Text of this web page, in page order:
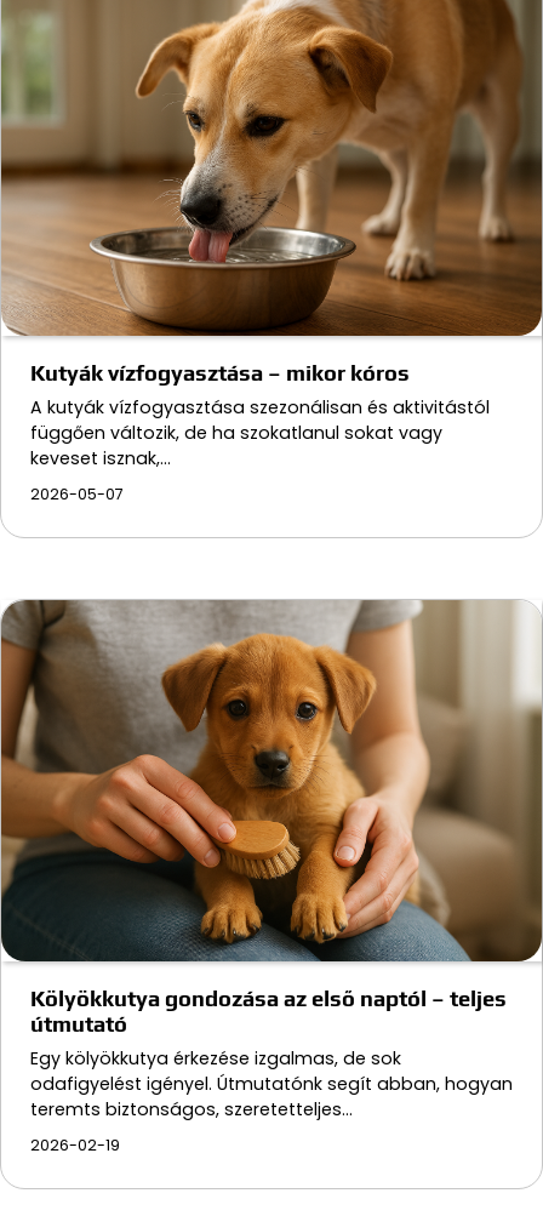
Kutyák vízfogyasztása – mikor kóros
A kutyák vízfogyasztása szezonálisan és aktivitástól
függően változik, de ha szokatlanul sokat vagy
keveset isznak,…
2026-05-07
Kölyökkutya gondozása az első naptól – teljes
útmutató
Egy kölyökkutya érkezése izgalmas, de sok
odafigyelést igényel. Útmutatónk segít abban, hogyan
teremts biztonságos, szeretetteljes…
2026-02-19